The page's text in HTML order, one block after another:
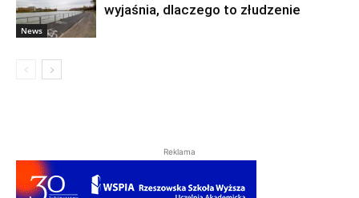
News
wyjaśnia, dlaczego to złudzenie
Reklama